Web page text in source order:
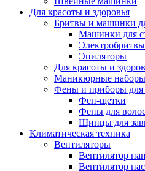
Для красоты и здоровья
Бритвы и машинки
Машинки для
Электробритвы
Эпиляторы
Для красоты и
Маникюрные наборы
Фены и приборы для
Фен-щетки
Фены для
Щипцы для
Климатическая техника
Вентиляторы
Вентилятор
Вентилятор